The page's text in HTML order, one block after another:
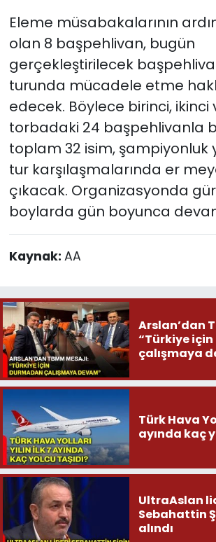
Eleme müsabakalarının
olan 8 başpehlivan, bugün
gerçekleştirilecek
turunda mücadele etme
edecek. Böylece birinci, ikinci
torbadaki 24 başpehlivanla
toplam 32 isim, şampiyonluk
tur karşılaşmalarında er
çıkacak. Organizasyonda
boylarda gün boyunca
Kaynak: AA
Arslan’dan
“Türkiye
çalışmaya
Türk Hava
ayında kaç
UltraAslan
Sebahattin
alındı